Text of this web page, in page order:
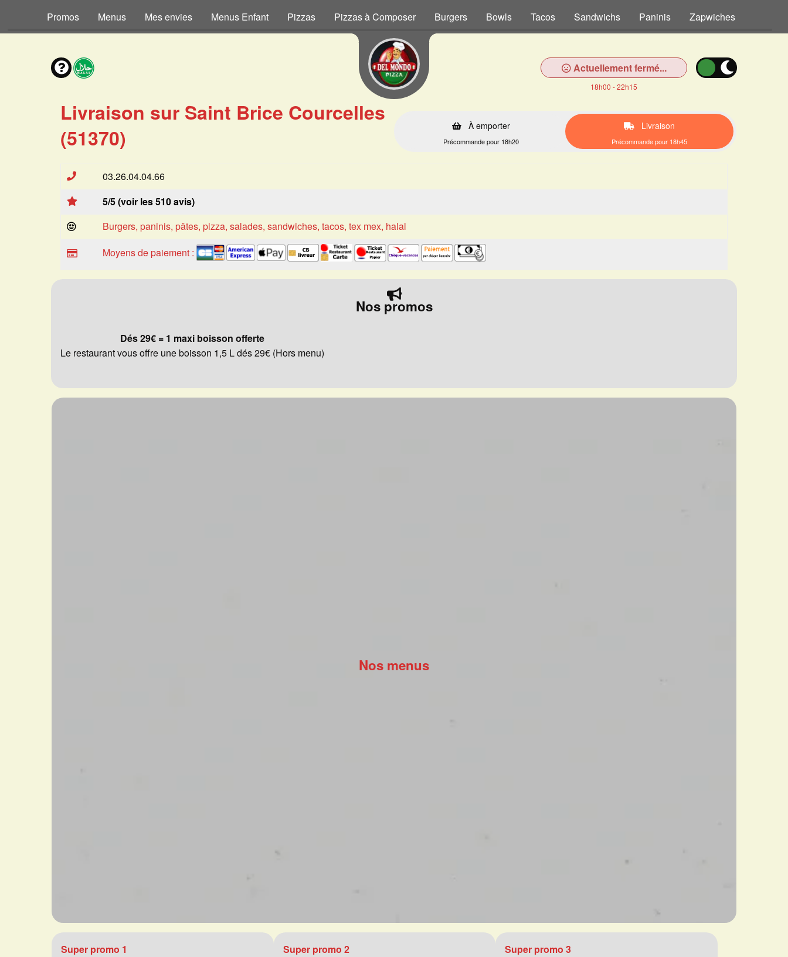
Promos Menus Mes envies Menus Enfant Pizzas Pizzas à Composer Burgers Bowls Tacos Sandwichs Paninis Zapwiches
Actuellement fermé...
18h00 - 22h15
Livraison sur Saint Brice Courcelles
(51370)
À emporter
Précommande pour 18h20
Livraison
Précommande pour 18h45
03.26.04.04.66
5/5 (voir les 510 avis)
Burgers, paninis, pâtes, pizza, salades, sandwiches, tacos, tex mex, halal
Moyens de paiement :
Nos promos
Dés 29€ = 1 maxi boisson offerte
Le restaurant vous offre une boisson 1,5 L dés 29€ (Hors menu)
Nos menus
Super promo 1 Super promo 2 Super promo 3